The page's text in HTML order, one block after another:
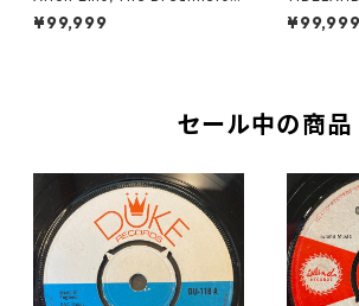
Lovely Place【7-21812】
¥99,999
-21953】
¥99,999
セール中の商品